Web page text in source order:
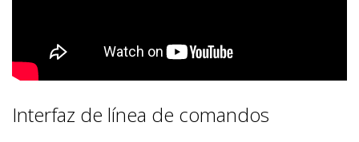
Interfaz de línea de comandos